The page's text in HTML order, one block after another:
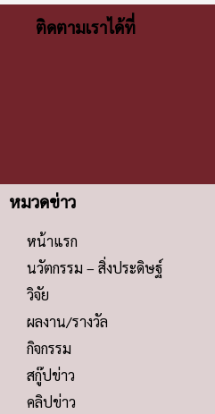
ติดตามเราได้ที่
หมวดข่าว
หน้าแรก
นวัตกรรม – สิ่งประดิษฐ์
วิจัย
ผลงาน/รางวัล
กิจกรรม
สกู๊ปข่าว
คลิปข่าว